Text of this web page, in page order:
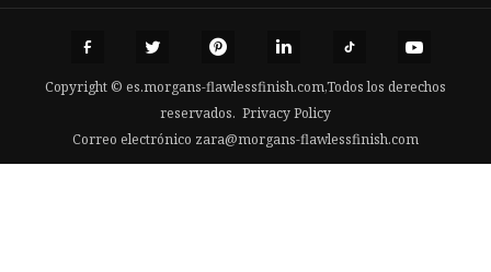
Copyright © es.morgans-flawlessfinish.com,Todos los derechos
reservados. Privacy Policy
Correo electrónico zara@morgans-flawlessfinish.com